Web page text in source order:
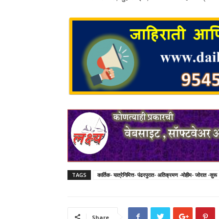
TAGS कार्तिक- यात्रेनिमित्त- पंढरपुरात- अतिक्रमण -मोहीम- जोरात -सुरू
Share